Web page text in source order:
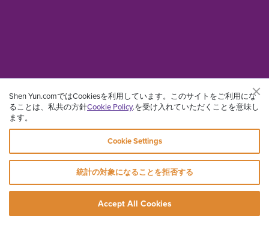
Shen Yun.comではCookiesを利用しています。このサイトをご利用にな
ることは、私共の方針Cookie Policy.を受け入れていただくことを意味し
ます。
Cookie Settings
統計の対象になることを拒否する
Accept All Cookies